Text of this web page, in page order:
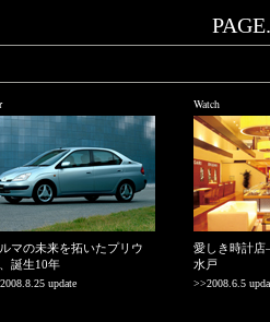
マの未来を拓いたプリウ
誕生10年
update
Watch
愛しき時計
水戸
>>2008.6.5